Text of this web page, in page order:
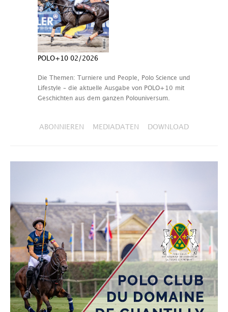
POLO+10 02/2026
Die Themen: Turniere und People, Polo Science und
Lifestyle – die aktuelle Ausgabe von POLO+10 mit
Geschichten aus dem ganzen Polouniversum.
ABONNIEREN MEDIADATEN DOWNLOAD